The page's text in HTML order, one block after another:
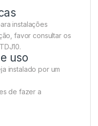
instalações
favor consultar os
uso
instalado por um
de fazer a